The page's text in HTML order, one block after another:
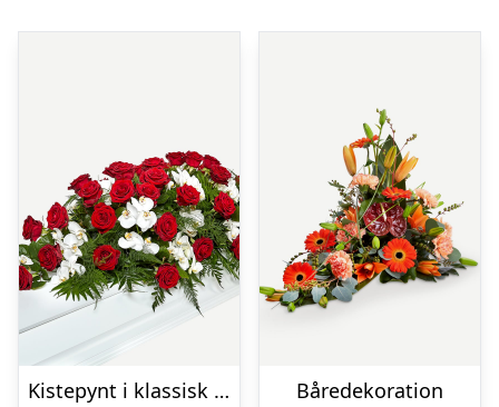
Kistepynt i klassisk stil – rød og hvid
Båredekoration